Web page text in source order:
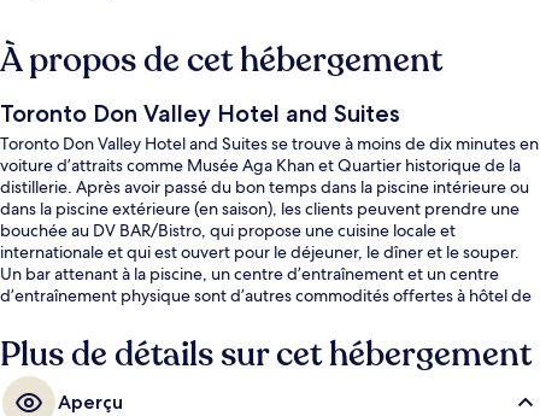
À propos de cet hébergement
Toronto Don Valley Hotel and Suites
Toronto Don Valley Hotel and Suites se trouve à moins de dix minutes en
voiture d’attraits comme Musée Aga Khan et Quartier historique de la
distillerie. Après avoir passé du bon temps dans la piscine intérieure ou
dans la piscine extérieure (en saison), les clients peuvent prendre une
bouchée au DV BAR/Bistro, qui propose une cuisine locale et
internationale et qui est ouvert pour le déjeuner, le dîner et le souper.
Un bar attenant à la piscine, un centre d’entraînement et un centre
d’entraînement physique sont d’autres commodités offertes à hôtel de
commun se trouve à une courte distance de marche : Wynford Station
est à 4 minutes et Aga Khan Park & Museum Station, à 8 minutes.
Plus de détails sur cet hébergement
Aperçu